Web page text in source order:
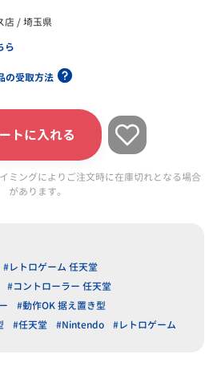
店 / 埼玉県
ら
の受取方法
トに入れる
ミングによりご注文時に在庫切れとなる場合
があります。
#レトロゲーム 任天堂
#コントローラー 任天堂
#動作OK 据え置き型
#任天堂 #Nintendo #レトロゲーム